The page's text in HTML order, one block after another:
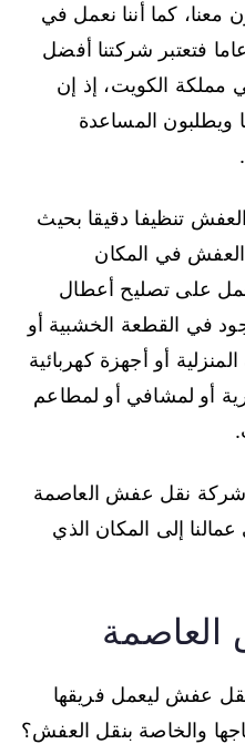
معنا، كما أننا نعمل في
هذا المجال منذ أكثر من 20 عاما فتعتبر شركتنا أفضل
الكويت، إذ إن
ويطلبون المساعدة
تنظيفا دقيقا بحيث
العفش في المكان
على تصليح أعطال
في القطعة الخشبية أو
أو أجهزة كهربائية
أو لمشافي أو لمطاعم
شركة نقل عفش العاصمة
إلى المكان الذي
عفش ليعمل فريقها
والخاصة بنقل العفش؟